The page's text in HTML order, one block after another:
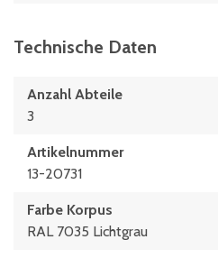
Technische Daten
Anzahl Abteile
3
Artikelnummer
13-20731
Farbe Korpus
RAL 7035 Lichtgrau